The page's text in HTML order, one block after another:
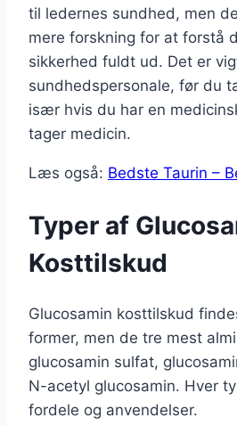
til ledernes sundhed, men
mere forskning for at forstå
sikkerhed fuldt ud. Det er
sundhedspersonale, før du
især hvis du har en
tager medicin.
Læs også: Bedste Taurin –
Typer af
Kosttilskud
Glucosamin kosttilskud
former, men de tre mest
glucosamin sulfat,
N-acetyl glucosamin. Hver
fordele og anvendelser.